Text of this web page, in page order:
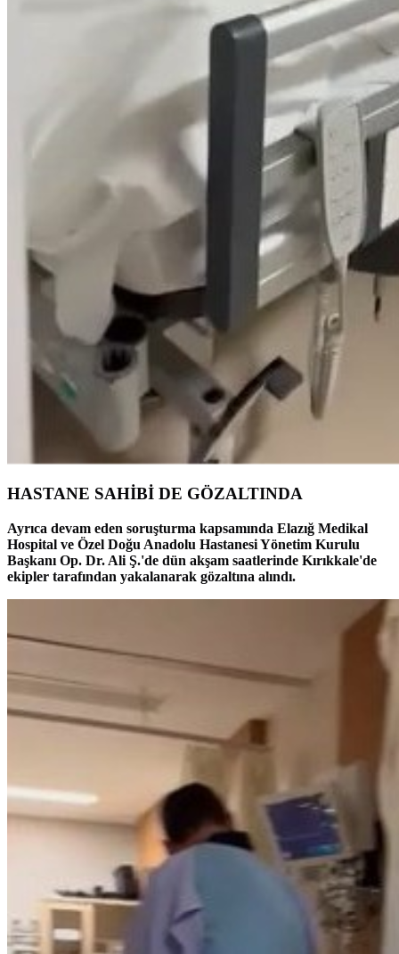
HASTANE SAHİBİ DE GÖZALTINDA
Ayrıca devam eden soruşturma kapsamında Elazığ Medikal
Hospital ve Özel Doğu Anadolu Hastanesi Yönetim Kurulu
Başkanı Op. Dr. Ali Ş.'de dün akşam saatlerinde Kırıkkale'de
ekipler tarafından yakalanarak gözaltına alındı.